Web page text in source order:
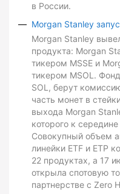
в России.
Morgan Stanley
Morgan Stanley
продукта: Morgan
тикером MSSE и
тикером MSOL.
SOL, берут
часть монет в
выхода Morgan
которого к
Совокупный объем
линейки ETF и ETP
22 продуктах, а 17
открыла спотовую
партнерстве с Zero